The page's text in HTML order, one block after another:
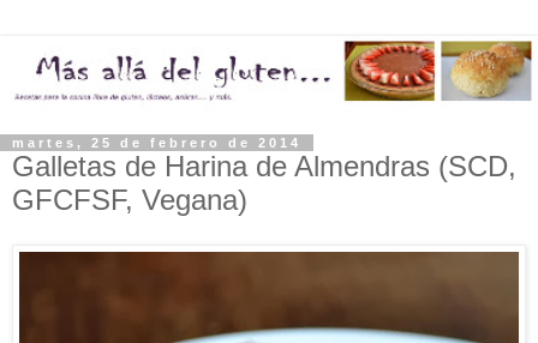
martes, 25 de febrero de 2014
Galletas de Harina de Almendras (SCD,
GFCFSF, Vegana)